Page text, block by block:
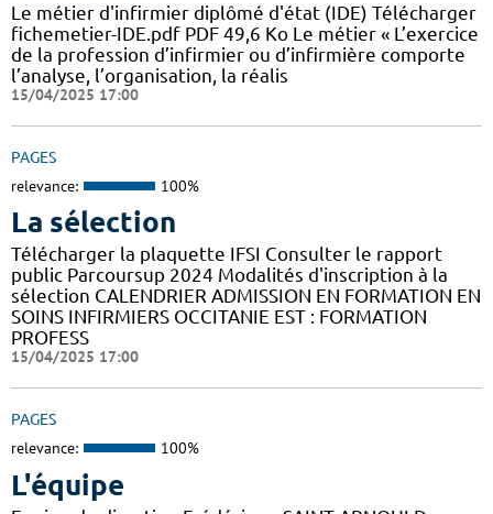
Le métier d'infirmier diplômé d'état (IDE) Télécharger
fichemetier-IDE.pdf PDF 49,6 Ko Le métier « L’exercice
de la profession d’infirmier ou d’infirmière comporte
l’analyse, l’organisation, la réalis
15/04/2025 17:00
PAGES
relevance: 100%
La sélection
Télécharger la plaquette IFSI Consulter le rapport
public Parcoursup 2024 Modalités d'inscription à la
sélection CALENDRIER ADMISSION EN FORMATION EN
SOINS INFIRMIERS OCCITANIE EST : FORMATION
PROFESS
15/04/2025 17:00
PAGES
relevance: 100%
L'équipe